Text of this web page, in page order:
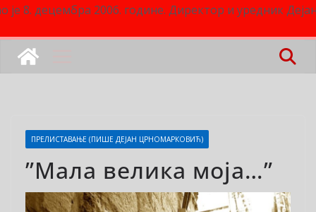
је 8. децембра 2006. године. Директор и уредник
ПРЕЛИСТАВАЊЕ (ПИШЕ ДЕЈАН ЦРНОМАРКОВИЋ)
”Мала велика моја…”